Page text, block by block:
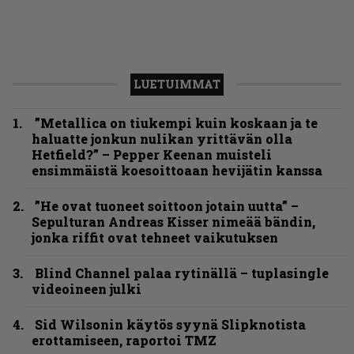
LUETUIMMAT
”Metallica on tiukempi kuin koskaan ja te
haluatte jonkun nulikan yrittävän olla
Hetfield?” – Pepper Keenan muisteli
ensimmäistä koesoittoaan hevijätin kanssa
”He ovat tuoneet soittoon jotain uutta” –
Sepulturan Andreas Kisser nimeää bändin,
jonka riffit ovat tehneet vaikutuksen
Blind Channel palaa rytinällä – tuplasingle
videoineen julki
Sid Wilsonin käytös syynä Slipknotista
erottamiseen, raportoi TMZ